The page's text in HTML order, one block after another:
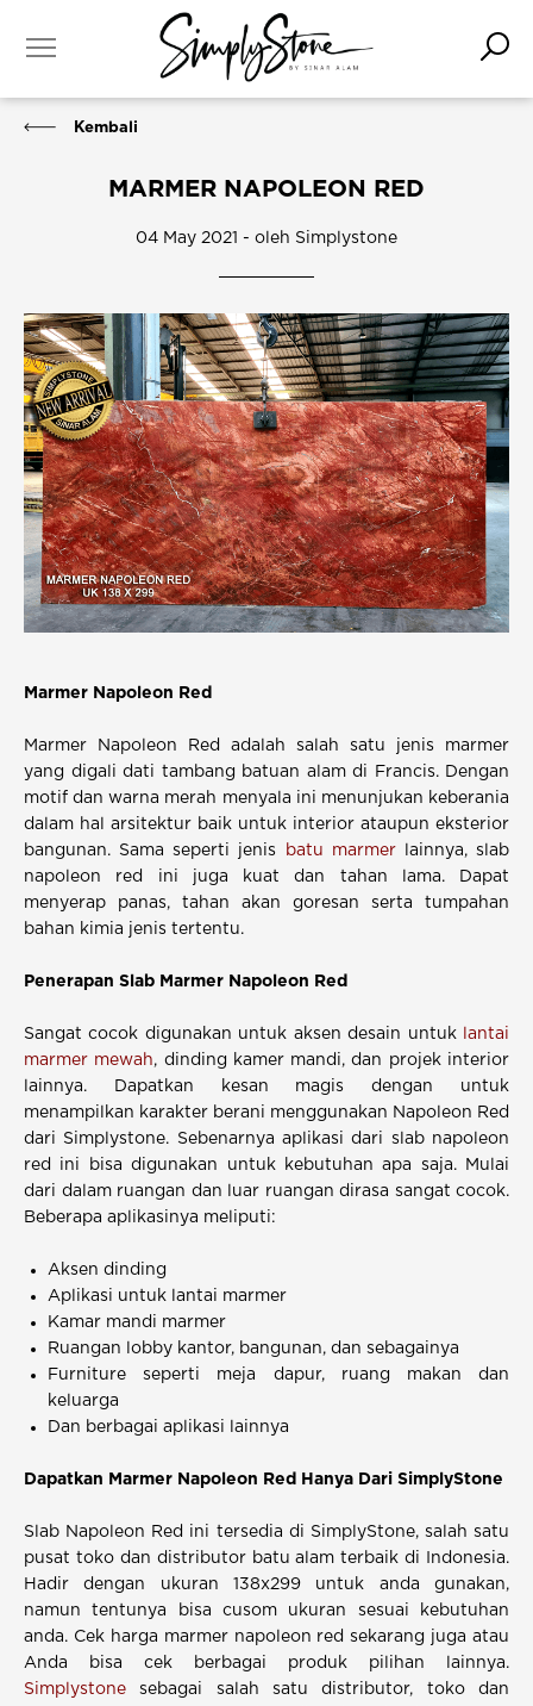
Kembali
MARMER NAPOLEON RED
04 May 2021 - oleh Simplystone
Marmer Napoleon Red
Marmer Napoleon Red adalah salah satu jenis marmer
yang digali dati tambang batuan alam di Francis. Dengan
motif dan warna merah menyala ini menunjukan keberania
dalam hal arsitektur baik untuk interior ataupun eksterior
bangunan. Sama seperti jenis
batu marmerlainnya, slab
napoleon red ini juga kuat dan tahan lama. Dapat
menyerap panas, tahan akan goresan serta tumpahan
bahan kimia jenis tertentu.
Penerapan Slab Marmer Napoleon Red
Sangat cocok digunakan untuk aksen desain untuk
lantai
marmer mewah, dinding kamer mandi, dan projek interior
lainnya. Dapatkan kesan magis dengan untuk
menampilkan karakter berani menggunakan Napoleon Red
dari Simplystone. Sebenarnya aplikasi dari slab napoleon
red ini bisa digunakan untuk kebutuhan apa saja. Mulai
dari dalam ruangan dan luar ruangan dirasa sangat cocok.
Beberapa aplikasinya meliputi:
Aksen dinding
Aplikasi untuk lantai marmer
Kamar mandi marmer
Ruangan lobby kantor, bangunan, dan sebagainya
Furniture seperti meja dapur, ruang makan dan
keluarga
Dan berbagai aplikasi lainnya
Dapatkan Marmer Napoleon Red Hanya Dari SimplyStone
Slab Napoleon Red ini tersedia di SimplyStone, salah satu
pusat toko dan distributor batu alam terbaik di Indonesia.
Hadir dengan ukuran 138x299 untuk anda gunakan,
namun tentunya bisa cusom ukuran sesuai kebutuhan
anda. Cek harga marmer napoleon red sekarang juga atau
Anda bisa cek berbagai produk pilihan lainnya.
Simplystone sebagai salah satu distributor, toko dan